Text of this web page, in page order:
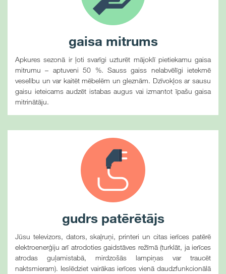
gaisa mitrums
Apkures sezonā ir ļoti svarīgi uzturēt mājoklī pietiekamu gaisa
mitrumu – aptuveni 50 %. Sauss gaiss nelabvēlīgi ietekmē
veselību un var kaitēt mēbelēm un gleznām. Dzīvokļos ar sausu
gaisu ieteicams audzēt istabas augus vai izmantot īpašu gaisa
mitrinātāju.
gudrs patērētājs
Jūsu televizors, dators, skaļruņi, printeri un citas ierīces patērē
elektroenerģiju arī atrodoties gaidstāves režīmā (turklāt, ja ierīces
atrodas guļamistabā, mirdzošās lampiņas var traucēt
naktsmieram). Ieslēdziet vairākas ierīces vienā daudzfunkcionālā